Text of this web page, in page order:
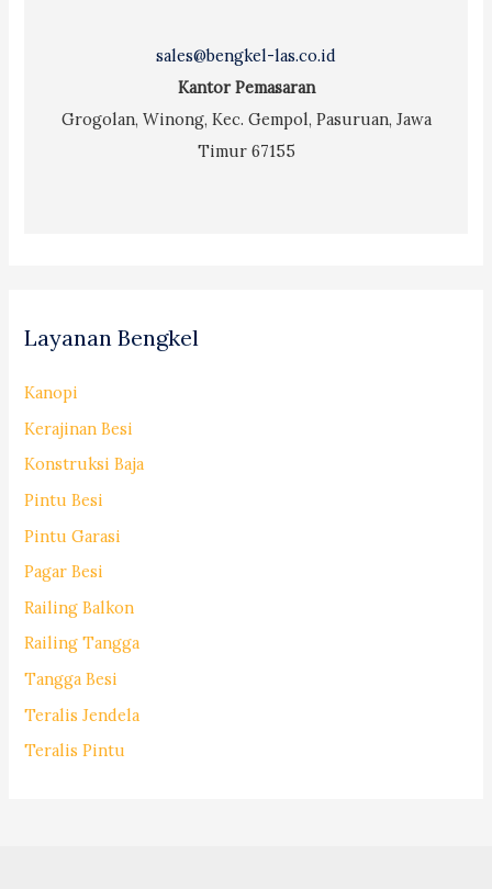
sales@bengkel-las.co.id
Kantor Pemasaran
Grogolan, Winong, Kec. Gempol, Pasuruan, Jawa
Timur 67155
Layanan Bengkel
Kanopi
Kerajinan Besi
Konstruksi Baja
Pintu Besi
Pintu Garasi
Pagar Besi
Railing Balkon
Railing Tangga
Tangga Besi
Teralis Jendela
Teralis Pintu